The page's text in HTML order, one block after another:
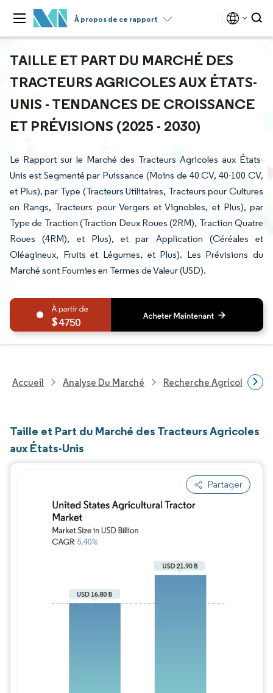
À propos de ce rapport
TAILLE ET PART DU MARCHÉ DES
TRACTEURS AGRICOLES AUX ÉTATS-
UNIS - TENDANCES DE CROISSANCE
ET PRÉVISIONS (2025 - 2030)
Le Rapport sur le Marché des Tracteurs Agricoles aux États-
Unis est Segmenté par Puissance (Moins de 40 CV, 40-100 CV,
et Plus), par Type (Tracteurs Utilitaires, Tracteurs pour Cultures
en Rangs, Tracteurs pour Vergers et Vignobles, et Plus), par
Type de Traction (Traction Deux Roues (2RM), Traction Quatre
Roues (4RM), et Plus), et par Application (Céréales et
Oléagineux, Fruits et Légumes, et Plus). Les Prévisions du
Marché sont Fournies en Termes de Valeur (USD).
4750
Accueil Analyse Du Marché Recherche Agricole
Taille et Part du Marché des Tracteurs Agricoles
aux États-Unis
Partager